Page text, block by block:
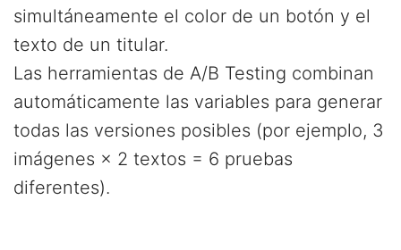
simultáneamente el color de un botón y el
texto de un titular.
Las herramientas de A/B Testing combinan
automáticamente las variables para generar
todas las versiones posibles (por ejemplo, 3
imágenes × 2 textos = 6 pruebas
diferentes).